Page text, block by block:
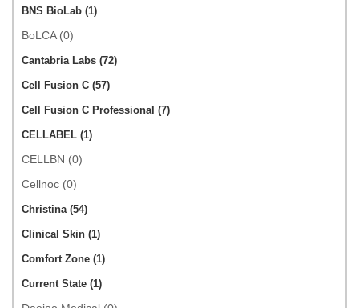
BNS BioLab (1)
BoLCA (0)
Cantabria Labs (72)
Cell Fusion C (57)
Cell Fusion C Professional (7)
CELLABEL (1)
CELLBN (0)
Cellnoc (0)
Christina (54)
Clinical Skin (1)
Comfort Zone (1)
Current State (1)